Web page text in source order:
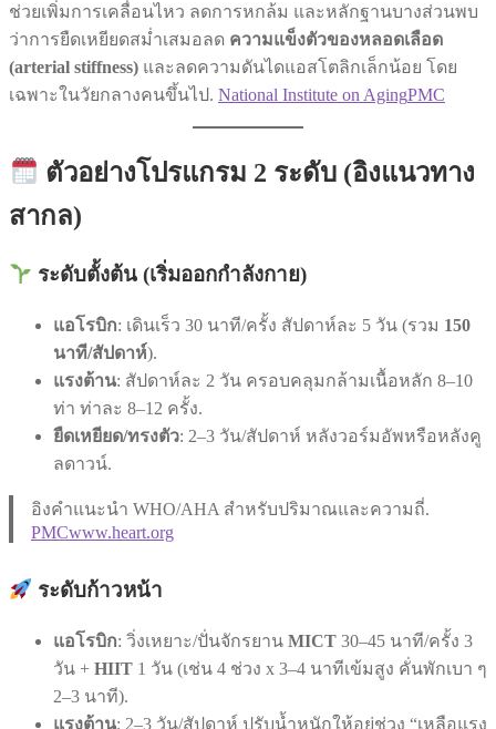
ช่วยเพิ่มการเคลื่อนไหว ลดการหกล้ม และหลักฐานบางส่วนพบ
ว่าการยืดเหยียดสม่ำเสมอลด ความแข็งตัวของหลอดเลือด
(arterial stiffness) และลดความดันไดแอสโตลิกเล็กน้อย โดย
เฉพาะในวัยกลางคนขึ้นไป. National Institute on AgingPMC
ตัวอย่างโปรแกรม 2 ระดับ (อิงแนวทาง
สากล)
ระดับตั้งต้น (เริ่มออกกำลังกาย)
แอโรบิก: เดินเร็ว 30 นาที/ครั้ง สัปดาห์ละ 5 วัน (รวม 150
นาที/สัปดาห์).
แรงต้าน: สัปดาห์ละ 2 วัน ครอบคลุมกล้ามเนื้อหลัก 8–10
ท่า ท่าละ 8–12 ครั้ง.
ยืดเหยียด/ทรงตัว: 2–3 วัน/สัปดาห์ หลังวอร์มอัพหรือหลังคู
ลดาวน์.
อิงคำแนะนำ WHO/AHA สำหรับปริมาณและความถี่.
PMCwww.heart.org
ระดับก้าวหน้า
แอโรบิก: วิ่งเหยาะ/ปั่นจักรยาน MICT 30–45 นาที/ครั้ง 3
วัน + HIIT 1 วัน (เช่น 4 ช่วง x 3–4 นาทีเข้มสูง คั่นพักเบา ๆ
2–3 นาที).
แรงต้าน: 2–3 วัน/สัปดาห์ ปรับน้ำหนักให้อยู่ช่วง “เหลือแรง